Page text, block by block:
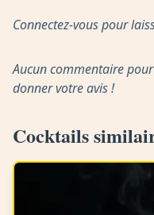
Connectez-vous pour
Aucun commentaire
donner votre avis !
Cocktails